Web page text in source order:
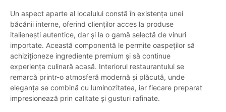
Un aspect aparte al localului constă în existența unei
băcănii interne, oferind clienților acces la produse
italienești autentice, dar și la o gamă selectă de vinuri
importate. Această componentă le permite oaspeților să
achiziționeze ingrediente premium și să continue
experiența culinară acasă. Interiorul restaurantului se
remarcă printr-o atmosferă modernă și plăcută, unde
eleganța se combină cu luminozitatea, iar fiecare preparat
impresionează prin calitate și gusturi rafinate.